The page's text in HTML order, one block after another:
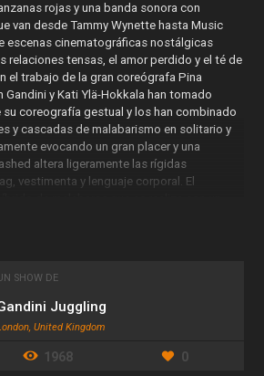
rojas y una banda sonora con
van desde Tammy Wynette hasta Music
escenas cinematográficas nostálgicas
relaciones tensas, el amor perdido y el té de
el trabajo de la gran coreógrafa Pina
Gandini y Kati Ylä-Hokkala han tomado
coreografía gestual y los han combinado
y cascadas de malabarismo en solitario y
evocando un gran placer y una
altera ligeramente las rígidas
vestimenta y lenguaje corporal. El
la sincronización de una fracción de
Award"
Kati Ylä-Hokkala
SHOW DE
Juggling
United Kingdom
1968 0